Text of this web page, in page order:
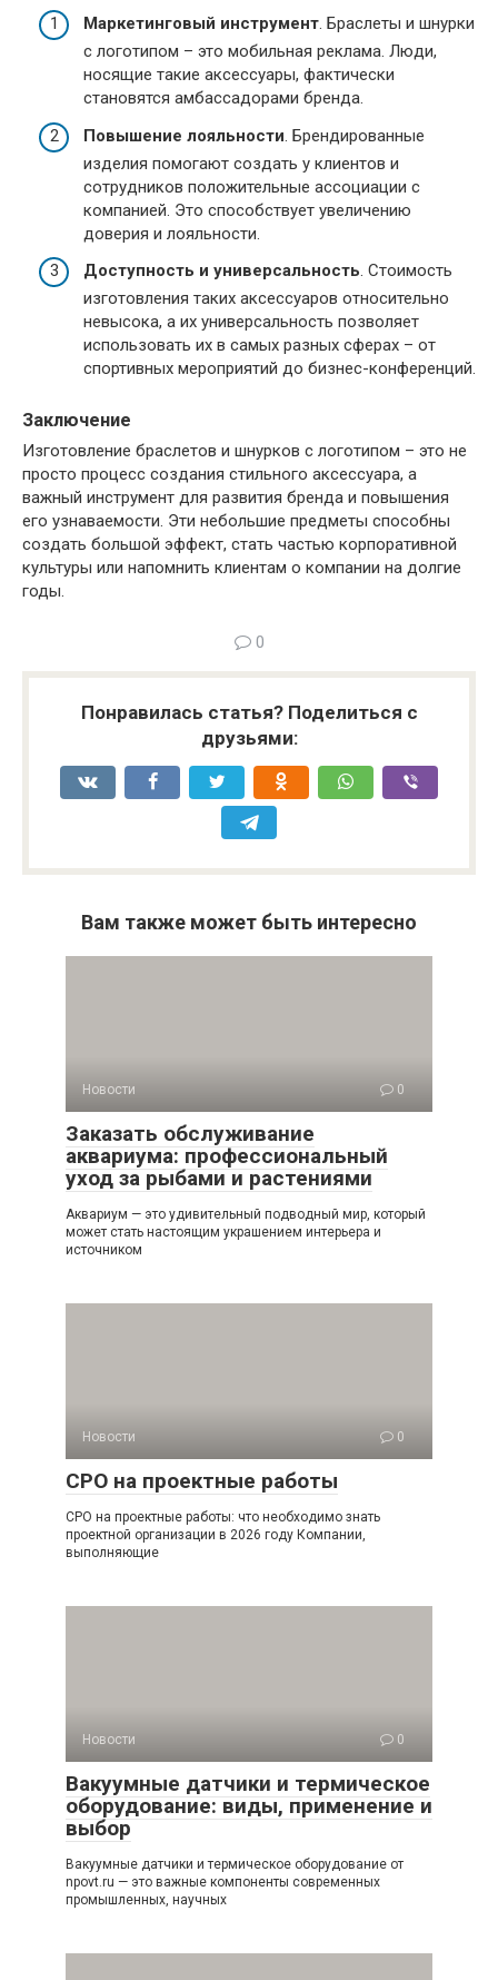
Маркетинговый инструмент. Браслеты и шнурки
с логотипом – это мобильная реклама. Люди,
носящие такие аксессуары, фактически
становятся амбассадорами бренда.
Повышение лояльности . Брендированные
изделия помогают создать у клиентов и
сотрудников положительные ассоциации с
компанией. Это способствует увеличению
доверия и лояльности.
Доступность и универсальность. Стоимость
изготовления таких аксессуаров относительно
невысока, а их универсальность позволяет
использовать их в самых разных сферах – от
спортивных мероприятий до бизнес-конференций.
Заключение
Изготовление браслетов и шнурков с логотипом – это не
просто процесс создания стильного аксессуара, а
важный инструмент для развития бренда и повышения
его узнаваемости. Эти небольшие предметы способны
создать большой эффект, стать частью корпоративной
культуры или напомнить клиентам о компании на долгие
годы.
0
Понравилась статья? Поделиться с
друзьями:
Вам также может быть интересно
Новости 0
Заказать обслуживание
аквариума: профессиональный
уход за рыбами и растениями
Аквариум — это удивительный подводный мир, который
может стать настоящим украшением интерьера и
источником
Новости 0
СРО на проектные работы
СРО на проектные работы: что необходимо знать
проектной организации в 2026 году Компании,
выполняющие
Новости 0
Вакуумные датчики и термическое
оборудование: виды, применение и
выбор
Вакуумные датчики и термическое оборудование от
npovt.ru — это важные компоненты современных
промышленных, научных